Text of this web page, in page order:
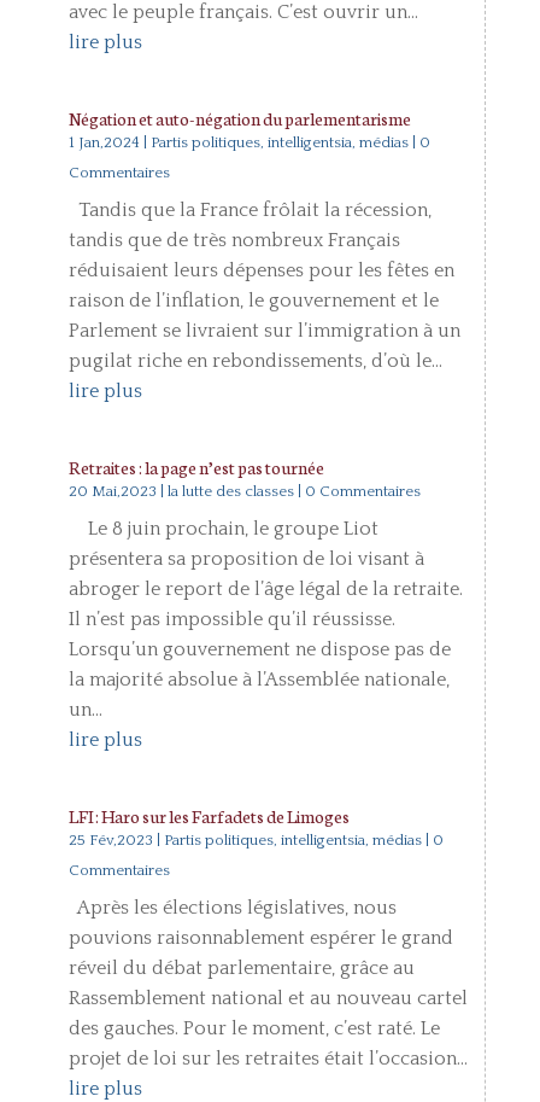
avec le peuple français. C’est ouvrir un...
lire plus
Négation et auto-négation du parlementarisme
1 Jan,2024 Partis politiques, intelligentsia, médias| 0
Commentaires
Tandis que la France frôlait la récession,
tandis que de très nombreux Français
réduisaient leurs dépenses pour les fêtes en
raison de l’inflation, le gouvernement et le
Parlement se livraient sur l’immigration à un
pugilat riche en rebondissements, d’où le...
lire plus
Retraites : la page n’est pas tournée
20 Mai,2023 la lutte des classes| 0 Commentaires
Le 8 juin prochain, le groupe Liot
présentera sa proposition de loi visant à
abroger le report de l’âge légal de la retraite.
Il n’est pas impossible qu’il réussisse.
Lorsqu’un gouvernement ne dispose pas de
la majorité absolue à l’Assemblée nationale,
un...
lire plus
LFI : Haro sur les Farfadets de Limoges
25 Fév,2023 Partis politiques, intelligentsia, médias| 0
Commentaires
Après les élections législatives, nous
pouvions raisonnablement espérer le grand
réveil du débat parlementaire, grâce au
Rassemblement national et au nouveau cartel
des gauches. Pour le moment, c’est raté. Le
projet de loi sur les retraites était l’occasion...
lire plus